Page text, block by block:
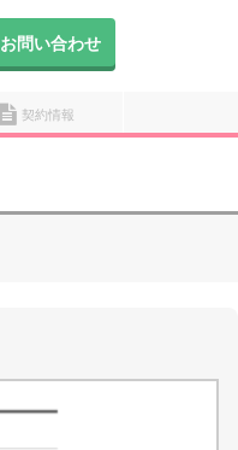
お問い合わせ
契約情報